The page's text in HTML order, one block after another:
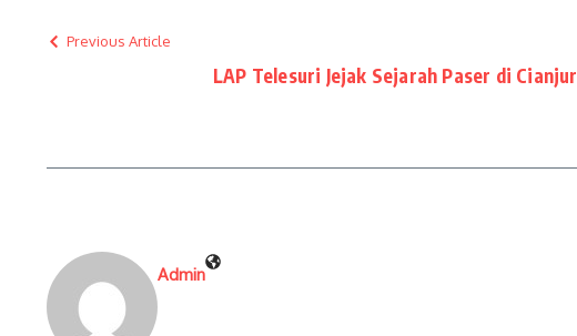
Previous Article
LAP Telesuri Jejak Sejarah Paser di Cianjur
Admin